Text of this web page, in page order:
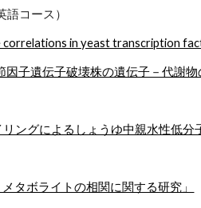
コース）
in yeast transcription
子遺伝子破壊株の遺伝子－代謝物
ングによるしょうゆ中親水性低分
タボライトの相関に関する研究」